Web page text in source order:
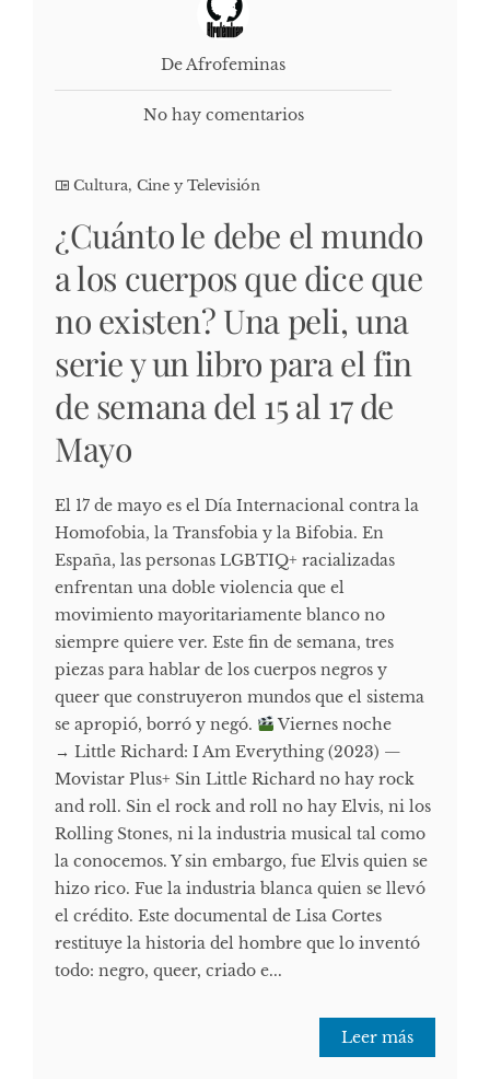
De Afrofeminas
No hay comentarios
Cultura, Cine y Televisión
¿Cuánto le debe el mundo
a los cuerpos que dice que
no existen? Una peli, una
serie y un libro para el fin
de semana del 15 al 17 de
Mayo
El 17 de mayo es el Día Internacional contra la
Homofobia, la Transfobia y la Bifobia. En
España, las personas LGBTIQ+ racializadas
enfrentan una doble violencia que el
movimiento mayoritariamente blanco no
siempre quiere ver. Este fin de semana, tres
piezas para hablar de los cuerpos negros y
queer que construyeron mundos que el sistema
se apropió, borró y negó.
Viernes noche
→ Little Richard: I Am Everything (2023) —
Movistar Plus+ Sin Little Richard no hay rock
and roll. Sin el rock and roll no hay Elvis, ni los
Rolling Stones, ni la industria musical tal como
la conocemos. Y sin embargo, fue Elvis quien se
hizo rico. Fue la industria blanca quien se llevó
el crédito. Este documental de Lisa Cortes
restituye la historia del hombre que lo inventó
todo: negro, queer, criado e...
Leer más